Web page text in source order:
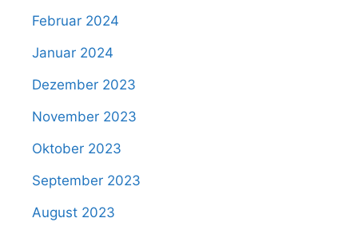
Februar 2024
Januar 2024
Dezember 2023
November 2023
Oktober 2023
September 2023
August 2023